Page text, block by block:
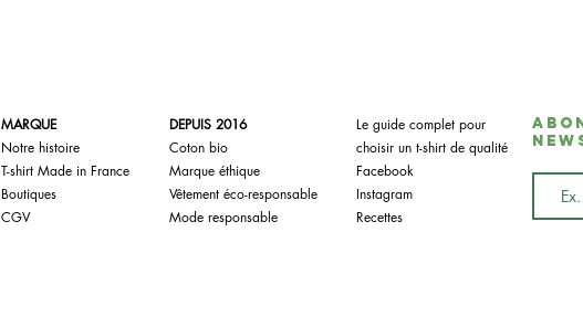
MARQUE
Notre histoire
T-shirt Made in France
Boutiques
CGV
DEPUIS 2016
Coton bio
Marque éthique
Vêtement éco-responsable
Mode responsable
Le guide complet pour
choisir un t-shirt de qualité
Facebook
Instagram
Recettes